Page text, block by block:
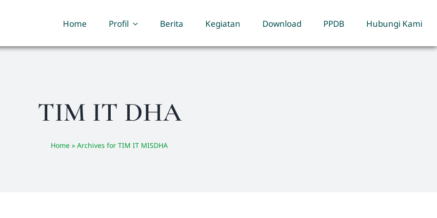
Home Profil Berita Kegiatan Download PPDB Hubungi Kami
TIM IT DHA
Home » Archives for TIM IT MISDHA